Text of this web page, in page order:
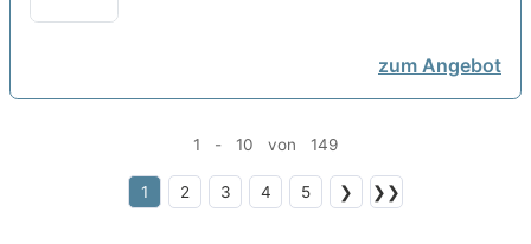
zum Angebot
1 - 10 von 149
1 2 3 4 5 ❯ ❯❯